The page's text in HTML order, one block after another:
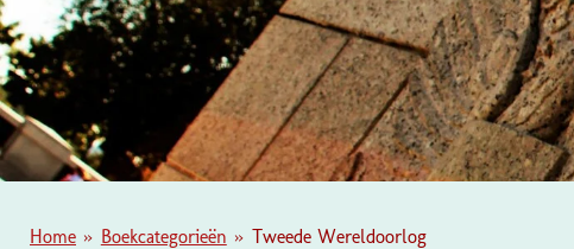
Home » Boekcategorieën » Tweede Wereldoorlog